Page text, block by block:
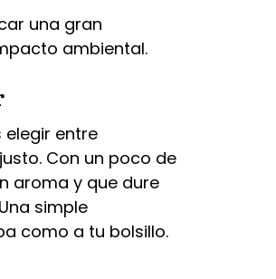
una gran
ambiental.
entre
Con un poco de
aroma y que dure
simple
como a tu bolsillo.